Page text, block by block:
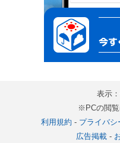
表示：
※PCの閲覧
利用規約 - プライバシ
広告掲載-